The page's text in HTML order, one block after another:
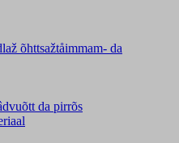
õhttsažtåimmam- da
da pirrõs